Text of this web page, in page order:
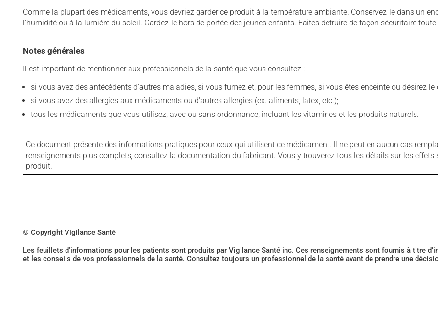
Comme la plupart des médicaments, vous devriez garder ce produit à la température ambiante. Conservez-le dans un
l'humidité ou à la lumière du soleil. Gardez-le hors de portée des jeunes enfants. Faites détruire de façon sécuritaire
Notes générales
Il est important de mentionner aux professionnels de la santé que vous consultez :
si vous avez des antécédents d'autres maladies, si vous fumez et, pour les femmes, si vous êtes enceinte ou désirez le
si vous avez des allergies aux médicaments ou d'autres allergies (ex. aliments, latex, etc.);
tous les médicaments que vous utilisez, avec ou sans ordonnance, incluant les vitamines et les produits naturels.
Ce document présente des informations pratiques pour ceux qui utilisent ce médicament. Il ne peut en aucun cas
renseignements plus complets, consultez la documentation du fabricant. Vous y trouverez tous les détails sur les
produit.
© Copyright Vigilance Santé
Les feuillets d'informations pour les patients sont produits par Vigilance Santé inc. Ces renseignements sont fournis à titre
et les conseils de vos professionnels de la santé. Consultez toujours un professionnel de la santé avant de prendre une